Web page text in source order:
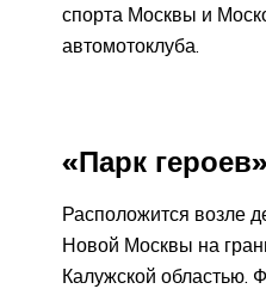
спорта Москвы и
автомотоклуба.
«Парк героев»
Расположится возле
Новой Москвы на
Калужской областью.